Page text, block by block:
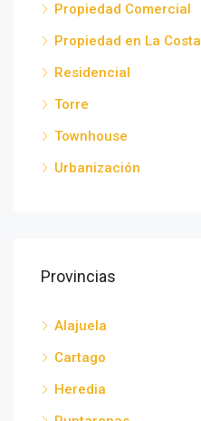
Propiedad Comercial
Propiedad en La Costa
Residencial
Torre
Townhouse
Urbanización
Provincias
Alajuela
Cartago
Heredia